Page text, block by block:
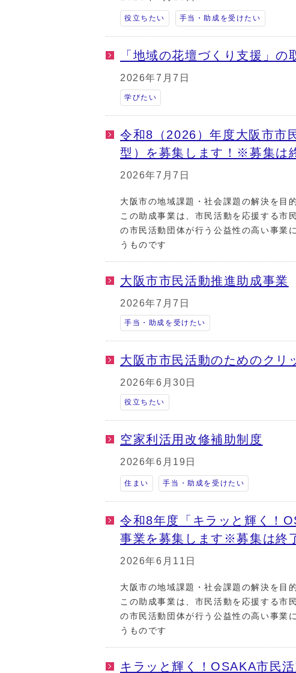
役立ちたい 手当・助成を受けたい
「地域の花壇づくり支援」の
2026年7月7日
学びたい
令和8（2026）年度大阪市市
型）を募集します！※募集は
2026年7月7日
大阪市の地域課題・社会課題の解決を目
この助成事業は、市民活動を応援する市
の市民活動団体が行う公益性の高い事業
うものです
大阪市市民活動推進助成事業
2026年7月7日
手当・助成を受けたい
大阪市市民活動のためのクリ
2026年6月30日
役立ちたい
空家利活用改修補助制度
2026年6月19日
住まい 手当・助成を受けたい
令和8年度「キラッと輝く！
事業を募集します※募集は終
2026年6月11日
大阪市の地域課題・社会課題の解決を目
この助成事業は、市民活動を応援する市
の市民活動団体が行う公益性の高い事業
うものです
キラッと輝く！OSAKA市民